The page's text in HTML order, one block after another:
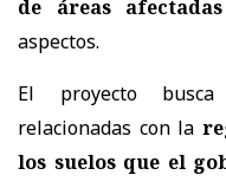
de áreas
aspectos.
El proyecto
relacionadas con la
los suelos que el